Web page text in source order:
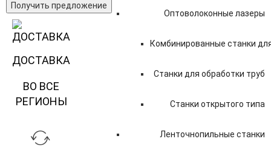
Оптоволоконные лазеры
Комбинированные станки
Станки для обработки труб
Станки открытого типа
Ленточнопильные станки
Получить предложение
ДОСТАВКА
ВО ВСЕ
РЕГИОНЫ